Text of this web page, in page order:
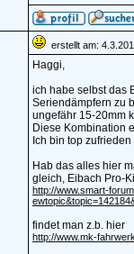
erstellt am:
Haggi,
ich habe selbst das
Seriendämpfern zu
ungefähr 15-20mm
Diese Kombination
Ich bin top
Hab das alles hier
gleich, Eibach Pro-
http://www.smart-
findet man z.b. hier
http://www.mk-